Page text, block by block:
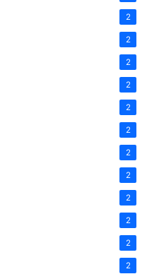
2
2
2
2
2
2
2
2
2
2
2
2